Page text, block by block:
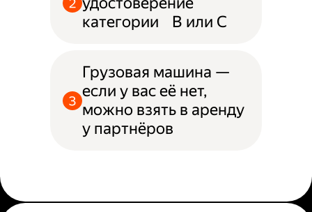
категории B или С
Грузовая машина —
если у вас её нет,
можно взять в аренду
у партнёров